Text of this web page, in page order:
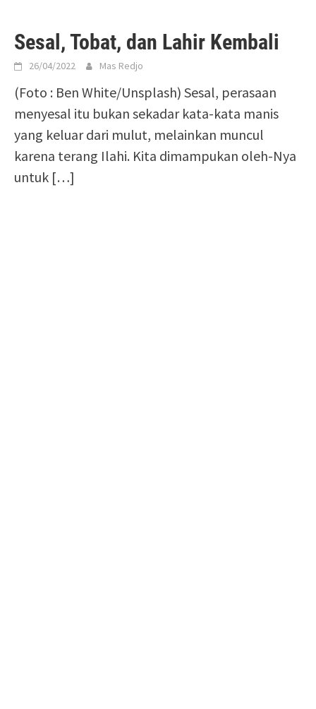
Sesal, Tobat, dan Lahir Kembali
26/04/2022 Mas Redjo
(Foto : Ben White/Unsplash) Sesal, perasaan
menyesal itu bukan sekadar kata-kata manis
yang keluar dari mulut, melainkan muncul
karena terang Ilahi. Kita dimampukan oleh-Nya
untuk […]